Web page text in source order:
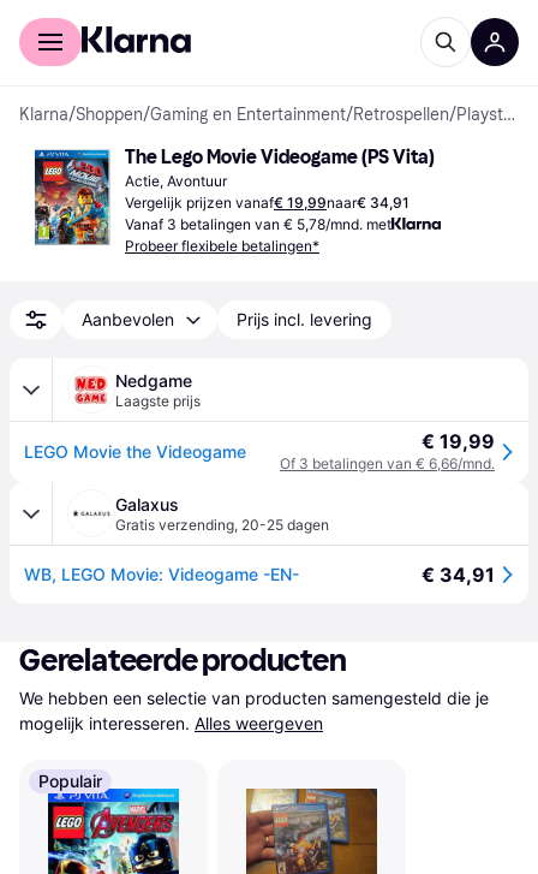
Voor shoppers
Klarna/Shoppen/Gaming en Entertainment/Retrospellen/ Playstation Vita Spellen
The Lego Movie Videogame (PS Vita)
Actie, Avontuur
Vergelijk prijzen vanaf€ 19,99naar€ 34,91
Vanaf 3 betalingen van € 5,78/mnd. met
Probeer flexibele betalingen*
Aanbevolen Prijs incl. levering
Nedgame
Laagste prijs
LEGO Movie the Videogame € 19,99
Of 3 betalingen van € 6,66/mnd.
Galaxus
Gratis verzending, 20-25 dagen
WB, LEGO Movie: Videogame -EN- € 34,91
Gerelateerde producten
We hebben een selectie van producten samengesteld die je
mogelijk interesseren. Alles weergeven
Populair